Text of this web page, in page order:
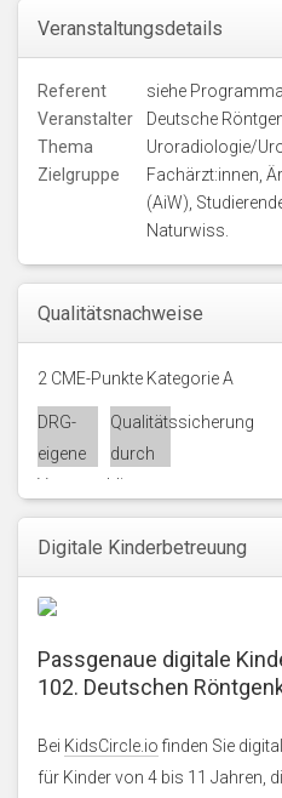
Veranstaltungsdetails
Referent
siehe
Veranstalter
Deutsche
Thema
Uroradiologie/
Zielgruppe
Fachärzt:innen,
(AiW),
Naturwiss.
Qualitätsnachweise
2 CME-Punkte Kategorie A
DRG-
eigene
Veranstaltung
Qualitätssicherung
durch
die
Akademie
für
Fort-
Digitale Kinderbetreuung
Passgenaue digitale
102. Deutschen
Bei KidsCircle.io finden Sie
für Kinder von 4 bis 11 Jahren,